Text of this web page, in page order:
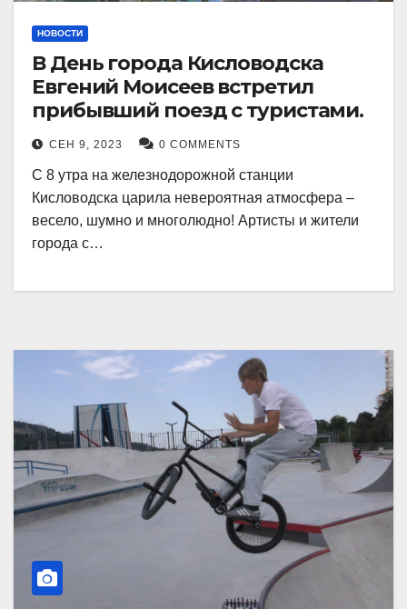
НОВОСТИ
В День города Кисловодска
Евгений Моисеев встретил
прибывший поезд с туристами.
СЕН 9, 2023 0 COMMENTS
С 8 утра на железнодорожной станции
Кисловодска царила невероятная атмосфера –
весело, шумно и многолюдно! Артисты и жители
города с…